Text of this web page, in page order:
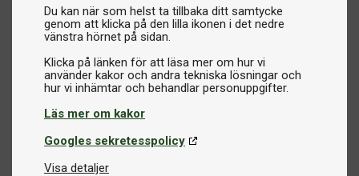
Du kan när som helst ta tillbaka ditt samtycke
genom att klicka på den lilla ikonen i det nedre
vänstra hörnet på sidan.
Klicka på länken för att läsa mer om hur vi
använder kakor och andra tekniska lösningar och
Läs mer om kakor
Googles sekretesspolicy
Visa detaljer